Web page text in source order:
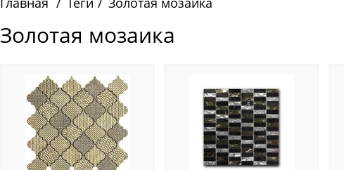
Золотая мозаика